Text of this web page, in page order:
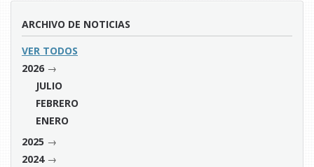
ARCHIVO DE NOTICIAS
VER TODOS
2026 →
JULIO
FEBRERO
ENERO
2025 →
2024→